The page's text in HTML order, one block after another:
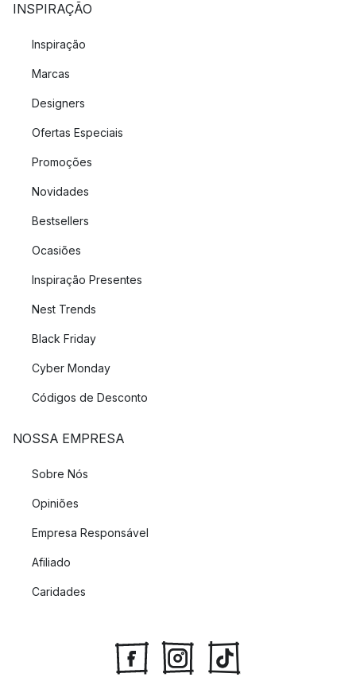
INSPIRAÇÃO
Inspiração
Marcas
Designers
Ofertas Especiais
Promoções
Novidades
Bestsellers
Ocasiões
Inspiração Presentes
Nest Trends
Black Friday
Cyber Monday
Códigos de Desconto
NOSSA EMPRESA
Sobre Nós
Opiniões
Empresa Responsável
Afiliado
Caridades